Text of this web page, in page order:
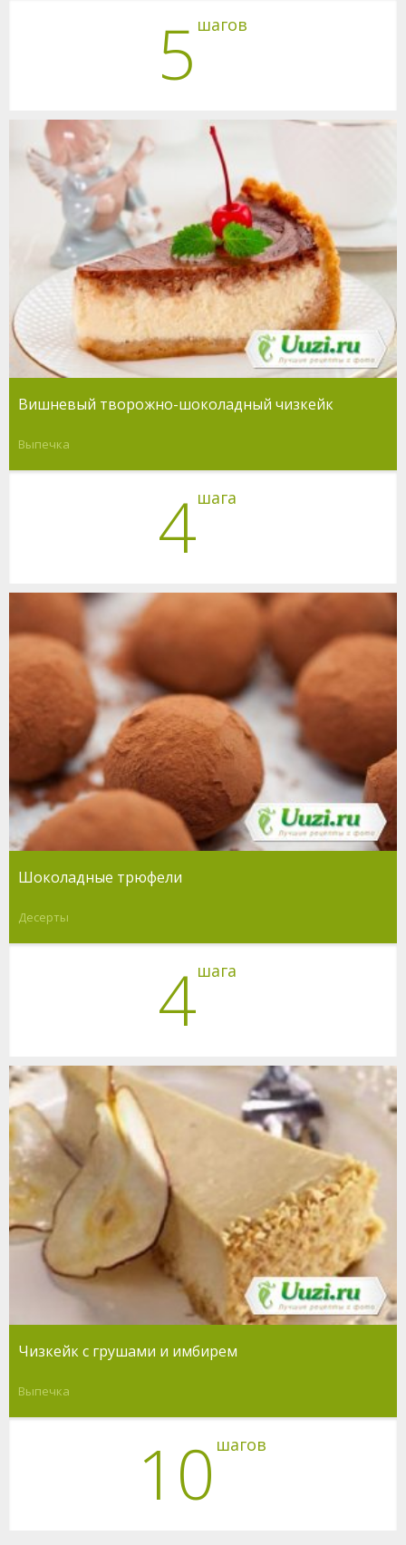
5 шагов
Вишневый творожно-шоколадный чизкейк
Выпечка
4шага
Шоколадные трюфели
Десерты
4шага
Чизкейк с грушами и имбирем
Выпечка
10 шагов